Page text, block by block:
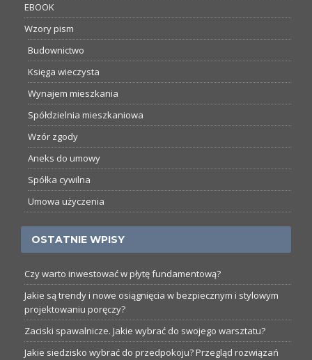
EBOOK
Wzory pism
Budownictwo
Księga wieczysta
Wynajem mieszkania
Spółdzielnia mieszkaniowa
Wzór zgody
Aneks do umowy
Spółka cywilna
Umowa użyczenia
OSTATNIE WPISY
Czy warto inwestować w płytę fundamentową?
Jakie są trendy i nowe osiągnięcia w bezpiecznym i stylowym
projektowaniu poręczy?
Zaciski spawalnicze. Jakie wybrać do swojego warsztatu?
Jakie siedzisko wybrać do przedpokoju? Przegląd rozwiązań